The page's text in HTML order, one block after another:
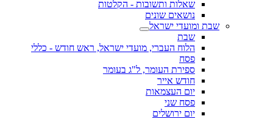
שאלות ותשובות - הקלטות
נושאים שונים
שבת ומועדי ישראל
שבת
הלוח העברי, מועדי ישראל, ראש חודש - כללי
פסח
ספירת העומר, ל"ג בעומר
חודש אייר
יום העצמאות
פסח שני
יום ירושלים